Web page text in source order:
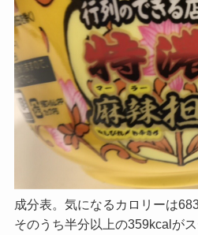
成分表。気になるカロリーは
そのうち半分以上の359kcalが